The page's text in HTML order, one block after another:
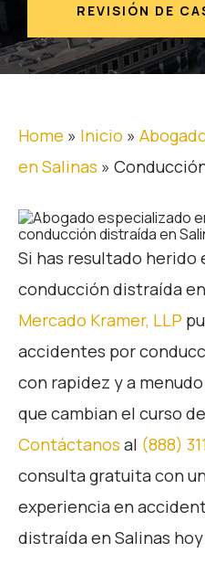
REVISIÓN DE
Home » Inicio »
en Salinas »
Si has resultado herido
conducción distraída
Mercado Kramer, LLP
accidentes por
con rapidez y a
que cambian el curso
Contáctanos al (888)
consulta gratuita con
experiencia en
distraída en Salinas